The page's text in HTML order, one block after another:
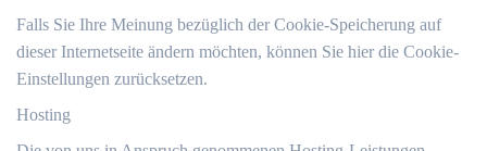
Falls Sie Ihre Meinung bezüglich der Cookie-Speicherung auf
dieser Internetseite ändern möchten, können Sie hier die Cookie-
Einstellungen zurücksetzen.
Hosting